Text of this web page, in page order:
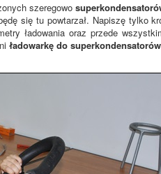
szeregowo
się tu powtarzał. Napiszę tylko
ładowania oraz przede
ładowarkę do superkondensatorów